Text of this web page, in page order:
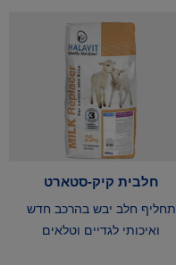
חלבית קיק-סטארט
תחליף חלב יבש בהרכב חדש
ואיכותי לגדיים וטלאים